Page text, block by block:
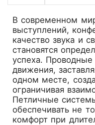
В современном
выступлений,
качество звука и
становятся
успеха.
движения,
одном месте,
ограничивая
Петличные
обеспечивать не
комфорт при